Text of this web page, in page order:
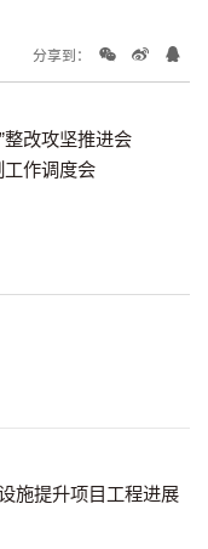
分享到：
整改攻坚推进会
工作调度会
施提升项目工程进展